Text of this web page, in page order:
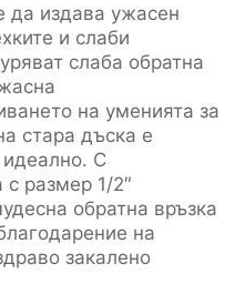
издава ужасен
и слаби
слаба обратна
на уменията за
стара дъска е
идеално. С
с размер 1/2″
обратна връзка
на
закалено